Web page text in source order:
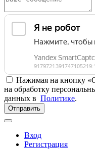
Нажимая на кнопку
на обработку
данных в Политике.
Отправить
Вход
Регистрация